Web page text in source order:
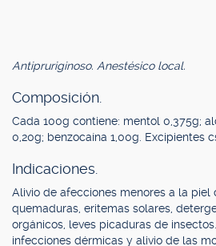
Antipruriginoso. Anestésico local.
Composición.
Cada 100g contiene: mentol 0,375g;
0,20g; benzocaína 1,00g. Excipientes
Indicaciones.
Alivio de afecciones menores a la piel
quemaduras, eritemas solares,
orgánicos, leves picaduras de
infecciones dérmicas y alivio de las